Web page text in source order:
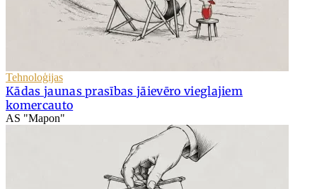
Tehnoloģijas
Kādas jaunas prasības jāievēro vieglajiem
komercauto
AS "Mapon"